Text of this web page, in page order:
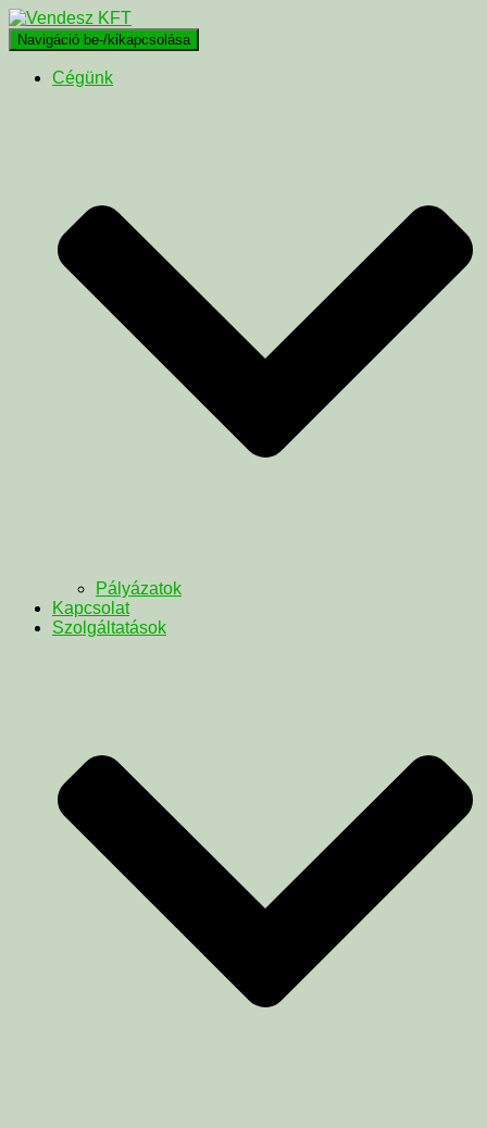
Navigáció be-/kikapcsolása
Cégünk
Pályázatok
Kapcsolat
Szolgáltatások